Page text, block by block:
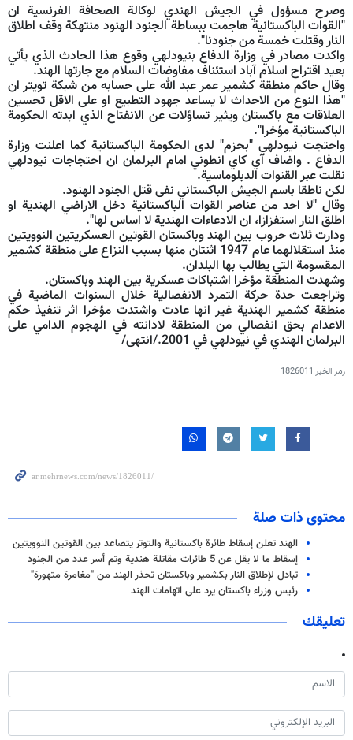
وصرح مسؤول في الجيش الهندي لوكالة الصحافة الفرنسية ان
"القوات الباكستانية هاجمت ببساطة الجنود الهنود منتهكة وقف اطلاق
النار وقتلت خمسة من جنودنا".
واكدت مصادر في وزارة الدفاع بنيودلهي وقوع هذا الحادث الذي يأتي
بعيد اقتراح اسلام آباد استئناف مفاوضات السلام مع جارتها الهند.
وقال حاكم منطقة كشمير عمر عبد الله على حسابه من شبكة تويتر ان
"هذا النوع من الاحداث لا يساعد جهود التطبيع او على الاقل تحسين
العلاقات مع باكستان ويثير تساؤلات عن الانفتاح الذي ابدته الحكومة
الباكستانية مؤخرا".
واحتجت نيودلهي "بحزم" لدى الحكومة الباكستانية كما اعلنت وزارة
الدفاع . واضاف آي كاي انطوني امام البرلمان ان احتجاجات نيودلهي
نقلت عبر القنوات الدبلوماسية.
لكن ناطقا باسم الجيش الباكستاني نفى قتل الجنود الهنود.
وقال "لا احد من عناصر القوات الباكستانية دخل الاراضي الهندية او
اطلق النار استفزازا، ان الادعاءات الهندية لا اساس لها".
ودارت ثلاث حروب بين الهند وباكستان القوتين العسكريتين النوويتين
منذ استقلالهما عام 1947 اثنتان منها بسبب النزاع على منطقة كشمير
المقسومة التي يطالب بها البلدان.
وشهدت المنطقة مؤخرا اشتباكات عسكرية بين الهند وباكستان.
وتراجعت حدة حركة التمرد الانفصالية خلال السنوات الماضية في
منطقة كشمير الهندية غير انها عادت واشتدت مؤخرا اثر تنفيذ حكم
الاعدام بحق انفصالي من المنطقة لادانته في الهجوم الدامي على
البرلمان الهندي في نيودلهي في 2001./انتهى/
رمز الخبر 1826011
محتوى ذات صلة
الهند تعلن إسقاط طائرة باكستانية والتوتر يتصاعد بين القوتين النوويتين
إسقاط ما لا يقل عن 5 طائرات مقاتلة هندية وتم أسر عدد من الجنود
تبادل لإطلاق النار بكشمير وباكستان تحذر الهند من "مغامرة متهورة"
رئيس وزراء باكستان يرد على اتهامات الهند
تعليقك